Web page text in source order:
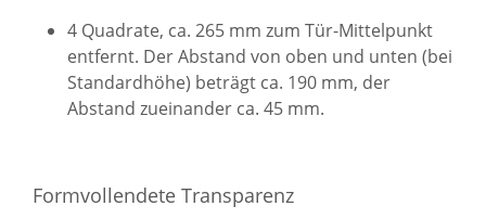
4 Quadrate, ca. 265 mm zum Tür-Mittelpunkt
entfernt. Der Abstand von oben und unten (bei
Standardhöhe) beträgt ca. 190 mm, der
Abstand zueinander ca. 45 mm.
Formvollendete Transparenz